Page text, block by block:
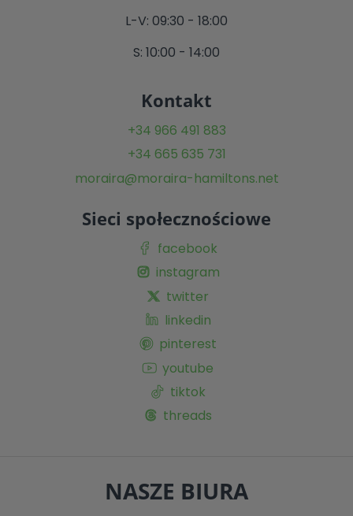
L-V: 09:30 - 18:00
S: 10:00 - 14:00
Kontakt
+34 966 491 883
+34 665 635 731
moraira@moraira-hamiltons.net
Sieci społecznościowe
facebook
instagram
twitter
linkedin
pinterest
youtube
tiktok
threads
NASZE BIURA